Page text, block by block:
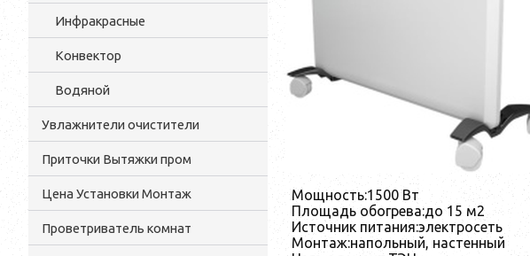
Инфракрасные
Конвектор
Водяной
Увлажнители очистители
Приточки Вытяжки пром
Цена Установки Монтаж
Проветриватель комнат
Мощность:1500 Вт
Площадь обогрева:до 15 м2
Источник питания:электросеть
Монтаж:напольный, настенный